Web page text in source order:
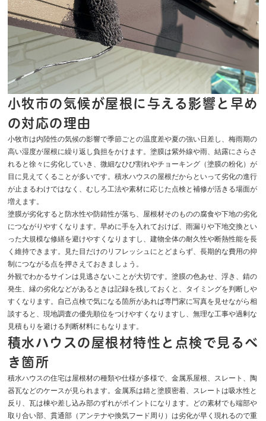
小牧市の気候が屋根に与える影響と早め
の対応の理由
小牧市は内陸性の気候の影響で季節ごとの温度差や夏の強い日差し、梅雨期の
高い湿度が屋根に繰り返し負担をかけます。塗膜は紫外線や雨、結露にさらさ
れると徐々に劣化していき、微細なひび割れやチョーキング（塗膜の粉化）が
目に見えてくることが多いです。積水ハウスの屋根だからといって劣化の進行
が止まるわけではなく、むしろ工法や素材に応じた点検と補修が活きる場面が
増えます。
塗膜が劣化すると防水性や防錆性が落ち、屋根材そのものの腐食や下地の劣化
につながりやすくなります。早めに手を入れておけば、雨漏りや下地交換とい
った大規模な修繕を避けやすくなりますし、建物全体の耐久性や断熱性能を長
く維持できます。見た目だけのリフレッシュにとどまらず、長期的な費用の抑
制につながる点を押さえておきましょう。
外観でわかるサインは見逃さないことが大切です。塗膜の色あせ、浮き、錆の
発生、縁の劣化などがあるときは記録を残しておくと、タイミングを判断しや
すくなります。自己点検で気になる箇所があれば専門家に写真を見せながら相
談すると、現地調査の優先順位をつけやすくなりますし、無理な工事や過剰な
見積もりを避ける判断材料にもなります。
積水ハウスの屋根材特性と点検で見るべ
き箇所
積水ハウスの住宅は屋根材の種類や仕様が多様で、金属系屋根、スレート、陶
器瓦などのケースが見られます。金属系は錆と塗膜密着、スレートは吸水性と
反り、瓦は棟や差し込み部のずれがポイントになります。どの素材でも端部や
取り合い部、貫通部（アンテナや換気フード周り）は劣化が早く現れるので重